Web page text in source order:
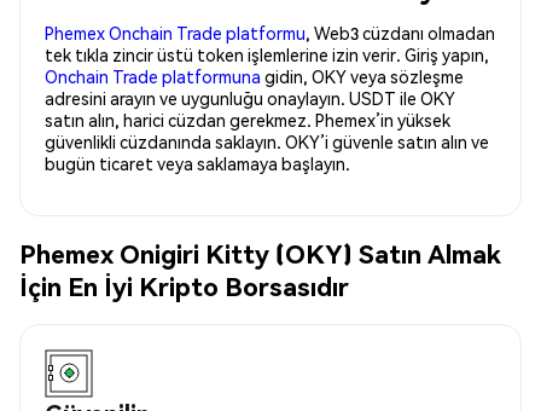
Phemex Onchain Trade platformu, Web3 cüzdanı olmadan
tek tıkla zincir üstü token işlemlerine izin verir. Giriş yapın,
Onchain Trade platformuna gidin, OKY veya sözleşme
adresini arayın ve uygunluğu onaylayın. USDT ile OKY
satın alın, harici cüzdan gerekmez. Phemex’in yüksek
güvenlikli cüzdanında saklayın. OKY’i güvenle satın alın ve
bugün ticaret veya saklamaya başlayın.
Phemex Onigiri Kitty (OKY) Satın Almak
İçin En İyi Kripto Borsasıdır